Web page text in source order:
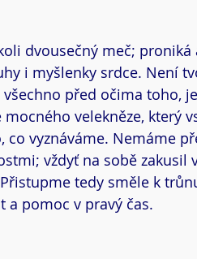
dvousečný meč; proniká
i myšlenky srdce. Není
před očima toho,
velekněze, který
co vyznáváme. Nemáme
vždyť na sobě zakusil
tedy směle k
pomoc v pravý čas.